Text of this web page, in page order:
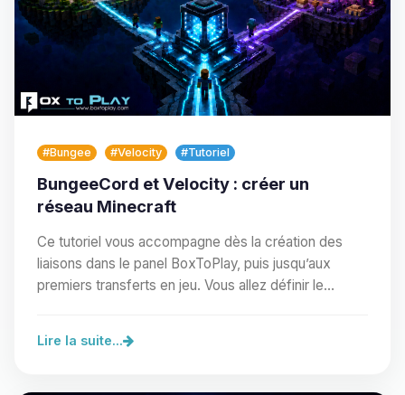
#Bungee #Velocity #Tutoriel
BungeeCord et Velocity : créer un
réseau Minecraft
Ce tutoriel vous accompagne dès la création des
liaisons dans le panel BoxToPlay, puis jusqu’aux
premiers transferts en jeu. Vous allez définir le…
Lire la suite...